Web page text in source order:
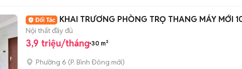
KHAI TRƯƠNG PHÒNG TRỌ THANG MÁY MỚI
Nội thất đầy đủ
3,9 triệu/tháng 30 m²
Phường 6 (P. Bình Đông mới)